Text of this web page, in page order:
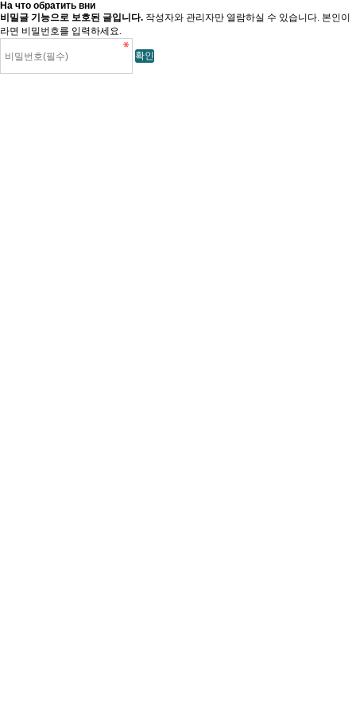
На что обратить вни
비밀글 기능으로 보호된 글입니다. 작성자와 관리자만 열람하실 수 있습니다. 본인이
라면 비밀번호를 입력하세요.